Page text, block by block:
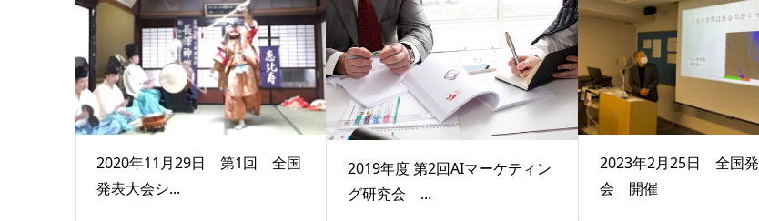
2020年11月29日 第1回 全国
発表大会シ...
2019年度 第2回AIマーケティン
グ研究会 ...
2023年2月25日 全国
会 開催